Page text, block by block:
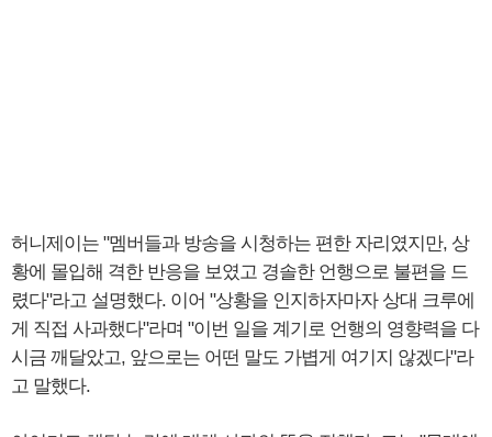
허니제이는 "멤버들과 방송을 시청하는 편한 자리였지만, 상
황에 몰입해 격한 반응을 보였고 경솔한 언행으로 불편을 드
렸다"라고 설명했다. 이어 "상황을 인지하자마자 상대 크루에
게 직접 사과했다"라며 "이번 일을 계기로 언행의 영향력을 다
시금 깨달았고, 앞으로는 어떤 말도 가볍게 여기지 않겠다"라
고 말했다.